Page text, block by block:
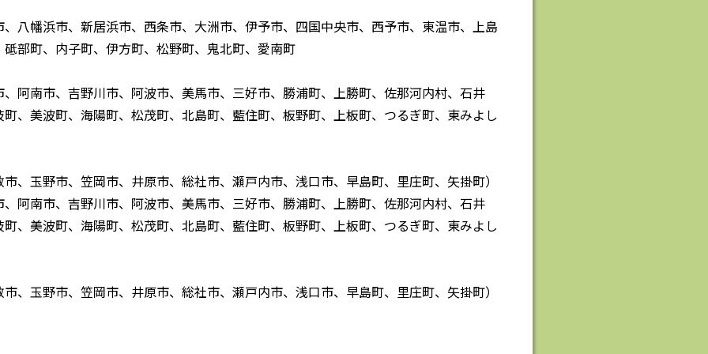
八幡浜市、新居浜市、西条市、大洲市、伊予市、四国中央市、西予市、東温市、上島
部町、内子町、伊方町、松野町、鬼北町、愛南町
阿南市、吉野川市、阿波市、美馬市、三好市、勝浦町、上勝町、佐那河内村、石井
、美波町、海陽町、松茂町、北島町、藍住町、板野町、上板町、つるぎ町、東みよし
、玉野市、笠岡市、井原市、総社市、瀬戸内市、浅口市、早島町、里庄町、矢掛町）
阿南市、吉野川市、阿波市、美馬市、三好市、勝浦町、上勝町、佐那河内村、石井
、美波町、海陽町、松茂町、北島町、藍住町、板野町、上板町、つるぎ町、東みよし
、玉野市、笠岡市、井原市、総社市、瀬戸内市、浅口市、早島町、里庄町、矢掛町）